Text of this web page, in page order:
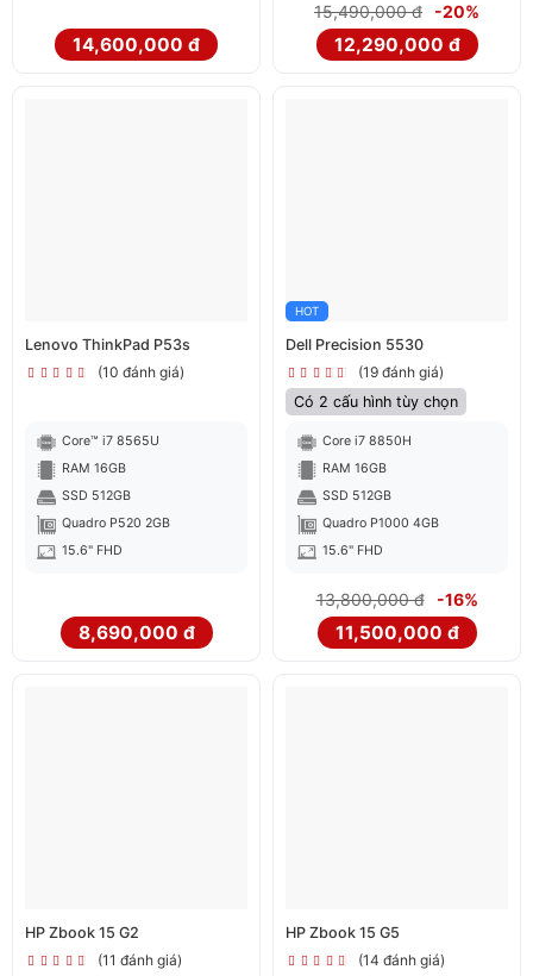
14,600,000 đ
15,490,000 đ -20%
12,290,000 đ
Lenovo ThinkPad P53s
(10 đánh giá)
Core™ i7 8565U
RAM 16GB
SSD 512GB
Quadro P520 2GB
15.6" FHD
8,690,000 đ
HOT
Dell Precision 5530
(19 đánh giá)
Có 2 cấu hình tùy chọn
Core i7 8850H
RAM 16GB
SSD 512GB
Quadro P1000 4GB
15.6" FHD
13,800,000 đ -16%
11,500,000 đ
HP Zbook 15 G2
(11 đánh giá)
HP Zbook 15 G5
(14 đánh giá)